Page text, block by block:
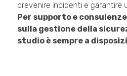
prevenire incidenti e garantire
Per supporto e
sulla gestione della
studio è sempre a